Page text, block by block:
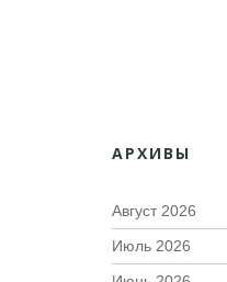
АРХИВЫ
Август 2026
Июль 2026